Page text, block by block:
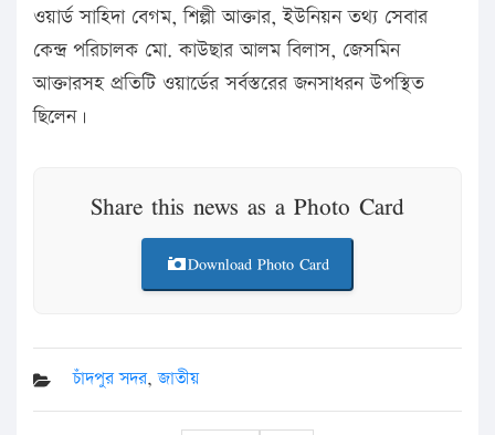
ওয়ার্ড সাহিদা বেগম, শিল্পী আক্তার, ইউনিয়ন তথ্য সেবার
কেন্দ্র পরিচালক মো. কাউছার আলম বিলাস, জেসমিন
আক্তারসহ প্রতিটি ওয়ার্ডের সর্বস্তরের জনসাধরন উপস্থিত
ছিলেন।
Share this news as a Photo Card
Download Photo Card
চাঁদপুর সদর,জাতীয়